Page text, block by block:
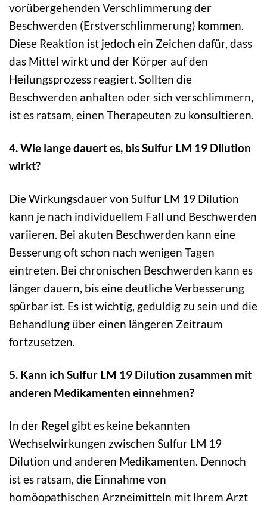
vorübergehenden Verschlimmerung der
Beschwerden (Erstverschlimmerung) kommen.
Diese Reaktion ist jedoch ein Zeichen dafür, dass
das Mittel wirkt und der Körper auf den
Heilungsprozess reagiert. Sollten die
Beschwerden anhalten oder sich verschlimmern,
ist es ratsam, einen Therapeuten zu konsultieren.
4. Wie lange dauert es, bis Sulfur LM 19 Dilution
wirkt?
Die Wirkungsdauer von Sulfur LM 19 Dilution
kann je nach individuellem Fall und Beschwerden
variieren. Bei akuten Beschwerden kann eine
Besserung oft schon nach wenigen Tagen
eintreten. Bei chronischen Beschwerden kann es
länger dauern, bis eine deutliche Verbesserung
spürbar ist. Es ist wichtig, geduldig zu sein und die
Behandlung über einen längeren Zeitraum
fortzusetzen.
5. Kann ich Sulfur LM 19 Dilution zusammen mit
anderen Medikamenten einnehmen?
In der Regel gibt es keine bekannten
Wechselwirkungen zwischen Sulfur LM 19
Dilution und anderen Medikamenten. Dennoch
ist es ratsam, die Einnahme von
homöopathischen Arzneimitteln mit Ihrem Arzt